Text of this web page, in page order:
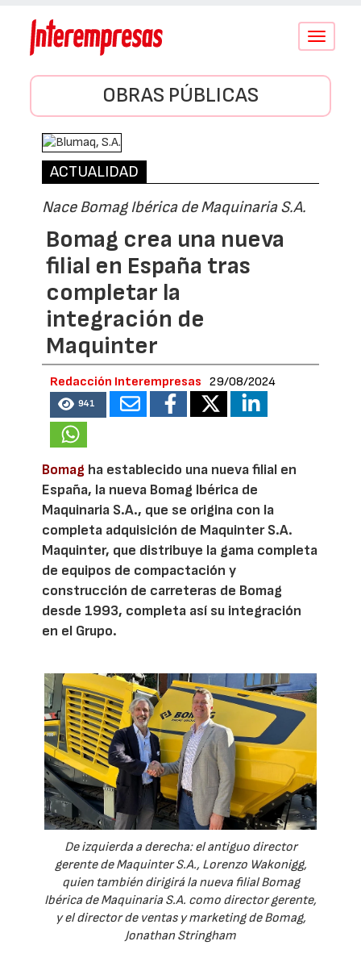
Conmutar
OBRAS PÚBLICAS
ACTUALIDAD
Nace Bomag Ibérica de Maquinaria S.A.
Bomag crea una nueva
filial en España tras
completar la
integración de
Maquinter
Redacción Interempresas 29/08/2024
941
Bomag ha establecido una nueva filial en
España, la nueva Bomag Ibérica de
Maquinaria S.A., que se origina con la
completa adquisición de Maquinter S.A.
Maquinter, que distribuye la gama completa
de equipos de compactación y
construcción de carreteras de Bomag
desde 1993, completa así su integración
en el Grupo.
De izquierda a derecha: el antiguo director
gerente de Maquinter S.A., Lorenzo Wakonigg,
quien también dirigirá la nueva filial Bomag
Ibérica de Maquinaria S.A. como director gerente,
y el director de ventas y marketing de Bomag,
Jonathan Stringham